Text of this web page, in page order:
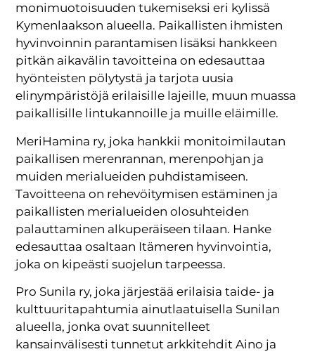
monimuotoisuuden tukemiseksi eri kylissä
Kymenlaakson alueella. Paikallisten ihmisten
hyvinvoinnin parantamisen lisäksi hankkeen
pitkän aikavälin tavoitteina on edesauttaa
hyönteisten pölytystä ja tarjota uusia
elinympäristöjä erilaisille lajeille, muun muassa
paikallisille lintukannoille ja muille eläimille.
MeriHamina ry, joka hankkii monitoimilautan
paikallisen merenrannan, merenpohjan ja
muiden merialueiden puhdistamiseen.
Tavoitteena on rehevöitymisen estäminen ja
paikallisten merialueiden olosuhteiden
palauttaminen alkuperäiseen tilaan. Hanke
edesauttaa osaltaan Itämeren hyvinvointia,
joka on kipeästi suojelun tarpeessa.
Pro Sunila ry, joka järjestää erilaisia taide- ja
kulttuuritapahtumia ainutlaatuisella Sunilan
alueella, jonka ovat suunnitelleet
kansainvälisesti tunnetut arkkitehdit Aino ja